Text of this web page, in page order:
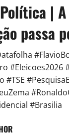
| A
passa
#Eleicoes2026
#TSE
#Brasilia